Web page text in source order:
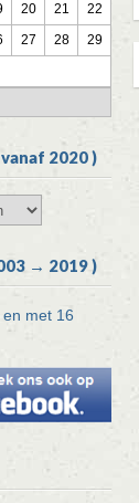
20 21
22
27 28
29
2020 )
→ 2019 )
met 16